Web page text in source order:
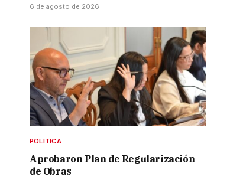
6 de agosto de 2026
POLÍTICA
Aprobaron Plan de Regularización
de Obras